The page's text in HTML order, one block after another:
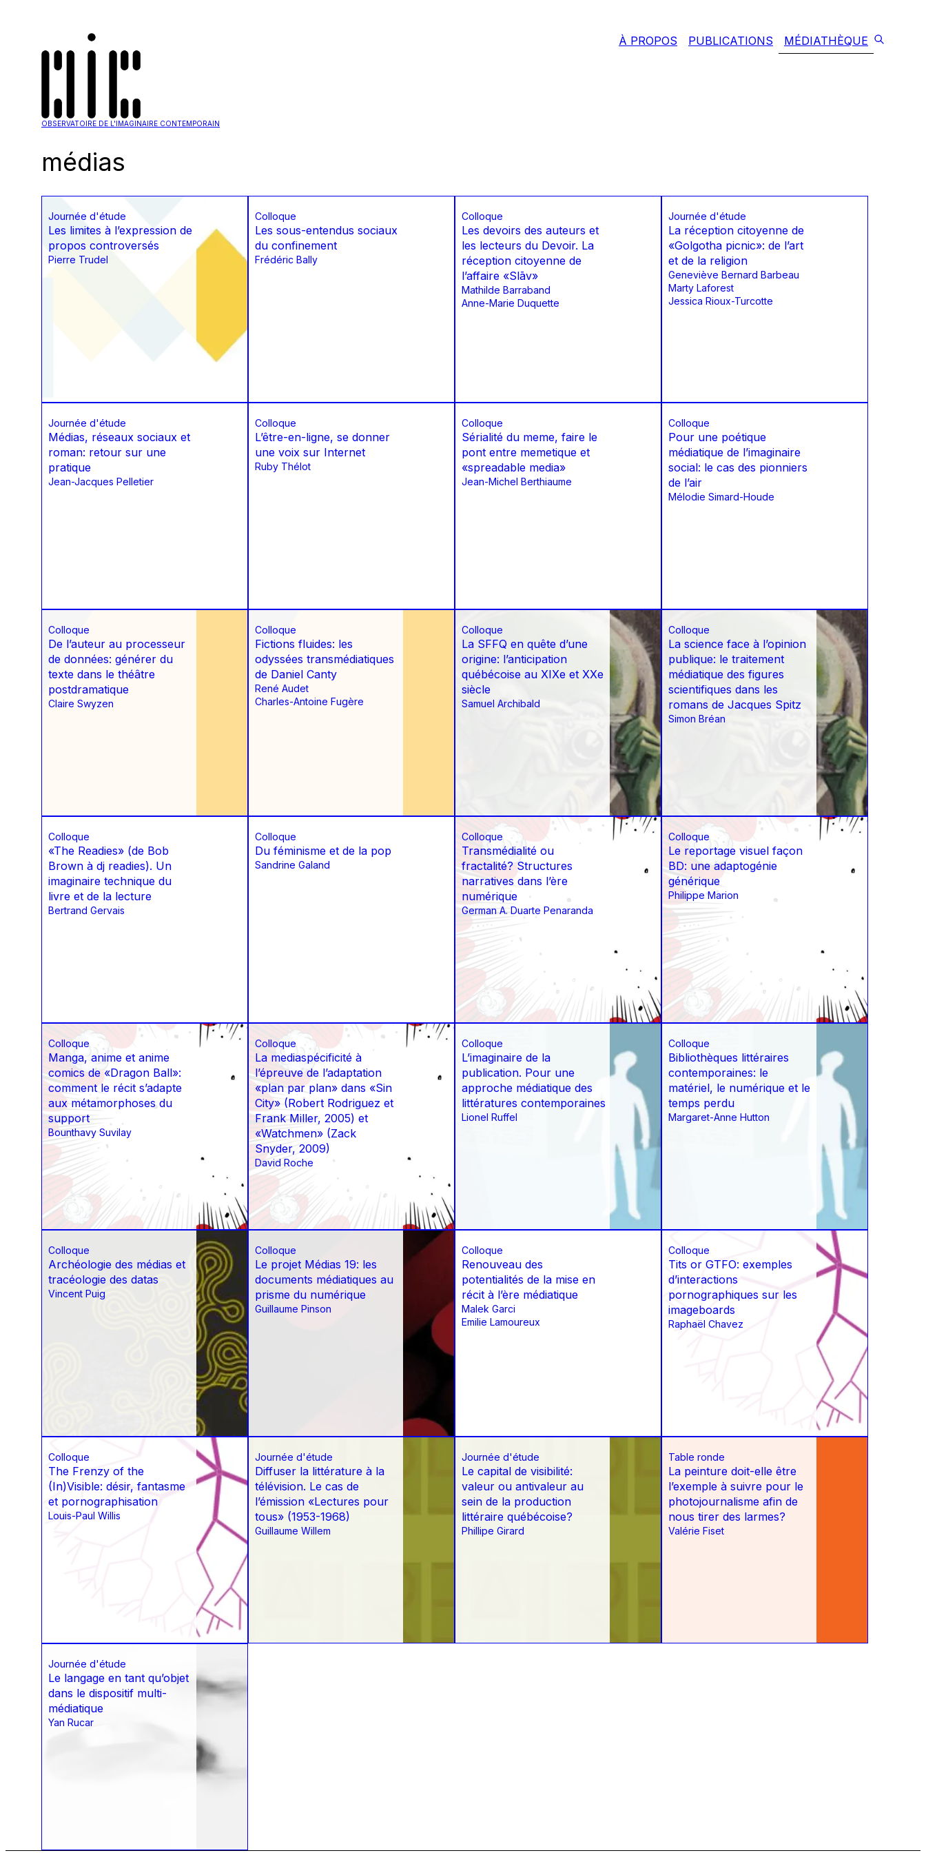
OBSERVATOIRE DE L'IMAGINAIRE CONTEMPORAIN
À PROPOS PUBLICATIONS MÉDIATHÈQUE
médias
Journée d'étude
Les limites à l’expression de
propos controversés
Pierre Trudel
Colloque
Les sous-entendus sociaux
du confinement
Frédéric Bally
Colloque
Les devoirs des auteurs et
les lecteurs du Devoir. La
réception citoyenne de
l’affaire «Slāv»
Mathilde Barraband
Anne-Marie Duquette
Journée d'étude
La réception citoyenne de
«Golgotha picnic»: de l’art
et de la religion
Geneviève Bernard Barbeau
Marty Laforest
Jessica Rioux-Turcotte
Journée d'étude
Médias, réseaux sociaux et
roman: retour sur une
pratique
Jean-Jacques Pelletier
Colloque
L’être-en-ligne, se donner
une voix sur Internet
Ruby Thélot
Colloque
Sérialité du meme, faire le
pont entre memetique et
«spreadable media»
Jean-Michel Berthiaume
Colloque
Pour une poétique
médiatique de l’imaginaire
social: le cas des pionniers
de l’air
Mélodie Simard-Houde
Colloque
De l’auteur au processeur
de données: générer du
texte dans le théâtre
postdramatique
Claire Swyzen
Colloque
Fictions fluides: les
odyssées transmédiatiques
de Daniel Canty
René Audet
Charles-Antoine Fugère
Colloque
La SFFQ en quête d’une
origine: l’anticipation
québécoise au XIXe et XXe
siècle
Samuel Archibald
Colloque
La science face à l’opinion
publique: le traitement
médiatique des figures
scientifiques dans les
romans de Jacques Spitz
Simon Bréan
Colloque
«The Readies» (de Bob
Brown à dj readies). Un
imaginaire technique du
livre et de la lecture
Bertrand Gervais
Colloque
Du féminisme et de la pop
Sandrine Galand
Colloque
Transmédialité ou
fractalité? Structures
narratives dans l’ère
numérique
German A. Duarte Penaranda
Colloque
Le reportage visuel façon
BD: une adaptogénie
générique
Philippe Marion
Colloque
Manga, anime et anime
comics de «Dragon Ball»:
comment le récit s’adapte
aux métamorphoses du
support
Bounthavy Suvilay
Colloque
La mediaspécificité à
l’épreuve de l’adaptation
«plan par plan» dans «Sin
City» (Robert Rodriguez et
Frank Miller, 2005) et
«Watchmen» (Zack
Snyder, 2009)
David Roche
Colloque
L’imaginaire de la
publication. Pour une
approche médiatique des
littératures contemporaines
Lionel Ruffel
Colloque
Bibliothèques littéraires
contemporaines: le
matériel, le numérique et le
temps perdu
Margaret-Anne Hutton
Colloque
Archéologie des médias et
tracéologie des datas
Vincent Puig
Colloque
Le projet Médias 19: les
documents médiatiques au
prisme du numérique
Guillaume Pinson
Colloque
Renouveau des
potentialités de la mise en
récit à l’ère médiatique
Malek Garci
Emilie Lamoureux
Colloque
Tits or GTFO: exemples
d’interactions
pornographiques sur les
imageboards
Raphaël Chavez
Colloque
The Frenzy of the
(In)Visible: désir, fantasme
et pornographisation
Louis-Paul Willis
Journée d'étude
Diffuser la littérature à la
télévision. Le cas de
l’émission «Lectures pour
tous» (1953-1968)
Guillaume Willem
Journée d'étude
Le capital de visibilité:
valeur ou antivaleur au
sein de la production
littéraire québécoise?
Phillipe Girard
Table ronde
La peinture doit-elle être
l’exemple à suivre pour le
photojournalisme afin de
nous tirer des larmes?
Valérie Fiset
Journée d'étude
Le langage en tant qu’objet
dans le dispositif multi-
médiatique
Yan Rucar